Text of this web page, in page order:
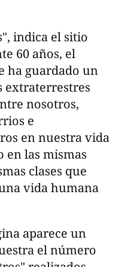
indica el sitio
60 años, el
ha guardado un
extraterrestres
nosotros,
e
en nuestra vida
en las mismas
clases que
vida humana
aparece un
el número